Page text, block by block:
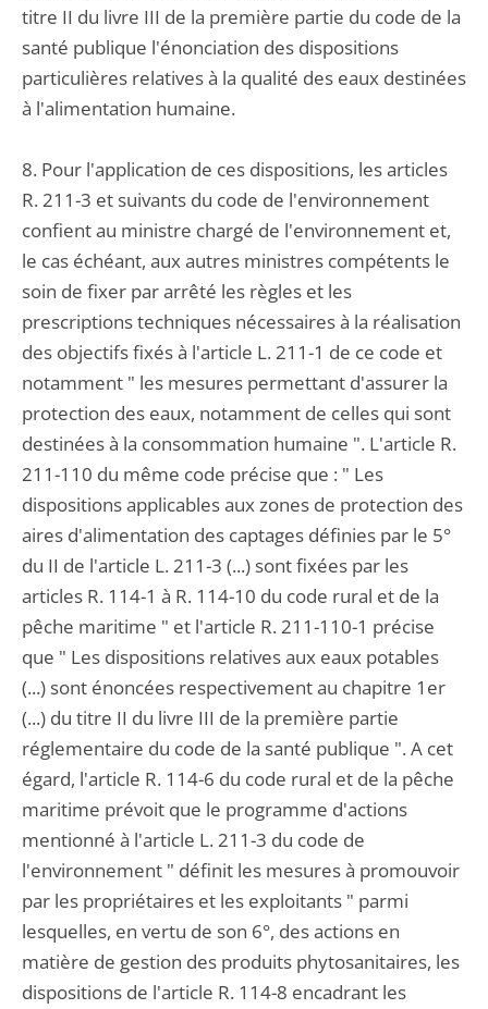
titre II du livre III de la première partie du code de la
santé publique l'énonciation des dispositions
particulières relatives à la qualité des eaux destinées
à l'alimentation humaine.
8. Pour l'application de ces dispositions, les articles
R. 211-3 et suivants du code de l'environnement
confient au ministre chargé de l'environnement et,
le cas échéant, aux autres ministres compétents le
soin de fixer par arrêté les règles et les
prescriptions techniques nécessaires à la réalisation
des objectifs fixés à l'article L. 211-1 de ce code et
notamment " les mesures permettant d'assurer la
protection des eaux, notamment de celles qui sont
destinées à la consommation humaine ". L'article R.
211-110 du même code précise que : " Les
dispositions applicables aux zones de protection des
aires d'alimentation des captages définies par le 5°
du II de l'article L. 211-3 (...) sont fixées par les
articles R. 114-1 à R. 114-10 du code rural et de la
pêche maritime " et l'article R. 211-110-1 précise
que " Les dispositions relatives aux eaux potables
(...) sont énoncées respectivement au chapitre 1er
(...) du titre II du livre III de la première partie
réglementaire du code de la santé publique ". A cet
égard, l'article R. 114-6 du code rural et de la pêche
maritime prévoit que le programme d'actions
mentionné à l'article L. 211-3 du code de
l'environnement " définit les mesures à promouvoir
par les propriétaires et les exploitants " parmi
lesquelles, en vertu de son 6°, des actions en
matière de gestion des produits phytosanitaires, les
dispositions de l'article R. 114-8 encadrant les